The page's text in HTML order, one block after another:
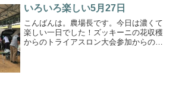
いろいろ楽しい5月27日
こんばんは。農場長です。今日は濃くて
楽しい一日でした！ズッキーニの花収穫
からのトライアスロン大会参加からのに